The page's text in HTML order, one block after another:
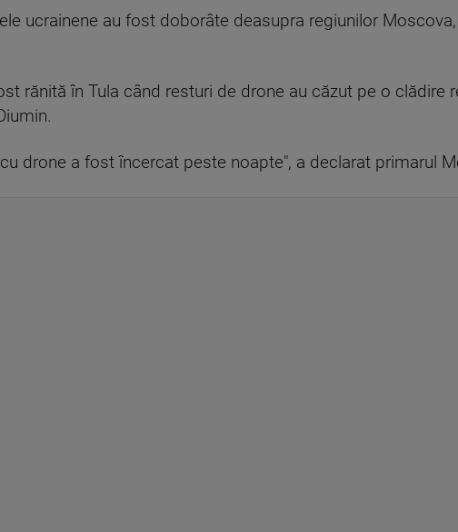
ucrainene au fost doborâte deasupra regiunilor
rănită în Tula când resturi de drone au căzut pe o clădire
drone a fost încercat peste noapte", a declarat primarul